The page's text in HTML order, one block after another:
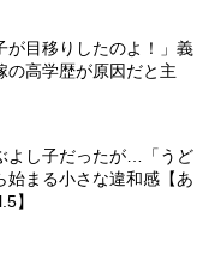
が目移りしたのよ！」義
高学歴が原因だと主
よし子だったが…「うど
始まる小さな違和感【あ
】